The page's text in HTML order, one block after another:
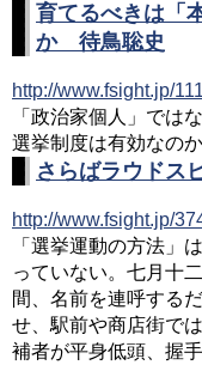
育てるべきは「
か 待鳥聡史
http://www.fsight.jp/
「政治家個人」では
選挙制度は有効なの
さらばラウドス
http://www.fsight.jp/
「選挙運動の方法」
っていない。七月十
間、名前を連呼する
せ、駅前や商店街で
補者が平身低頭、握